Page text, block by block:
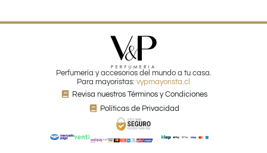
Perfumería y accesorios del mundo a tu casa.
Para mayoristas: vypmayorista.cl
Revisa nuestros Términos y Condiciones
Políticas de Privacidad